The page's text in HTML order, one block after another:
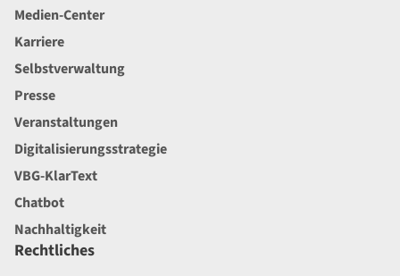
Medien-Center
Karriere
Selbstverwaltung
Presse
Veranstaltungen
Digitalisierungsstrategie
VBG-KlarText
Chatbot
Nachhaltigkeit
Rechtliches